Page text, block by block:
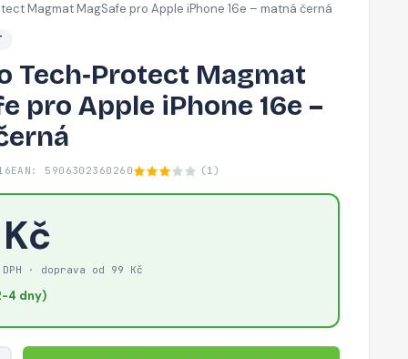
Magmat MagSafe pro Apple iPhone 16e – matná černá
Tech‑Protect Magmat
pro Apple iPhone 16e –
EAN: 5906302360260 (1)
· doprava od 99 Kč
4 dny)